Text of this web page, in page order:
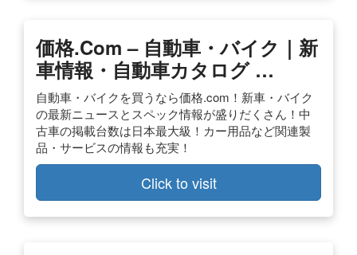
価格.com – 自動車・バイク｜新
車情報・自動車カタログ …
自動車・バイクを買うなら価格.com！新車・バイク
の最新ニュースとスペック情報が盛りだくさん！中
古車の掲載台数は日本最大級！カー用品など関連製
品・サービスの情報も充実！
Click to visit